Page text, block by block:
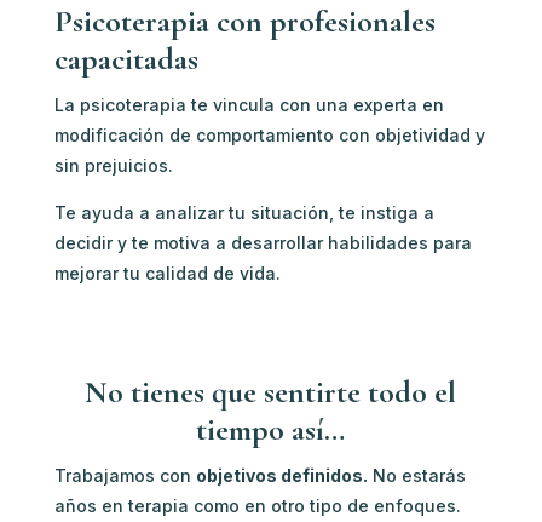
Psicoterapia con profesionales
capacitadas
La psicoterapia te vincula con una experta en
modificación de comportamiento con objetividad y
sin prejuicios.
Te ayuda a analizar tu situación, te instiga a
decidir y te motiva a desarrollar habilidades para
mejorar tu calidad de vida.
No tienes que sentirte todo el
tiempo así…
Trabajamos con objetivos definidos. No estarás
años en terapia como en otro tipo de enfoques.